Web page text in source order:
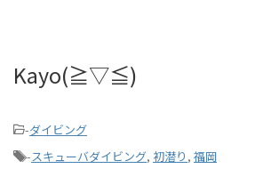
Kayo(≧▽≦)
-ダイビング
-スキューバダイビング, 初潜り , 福岡